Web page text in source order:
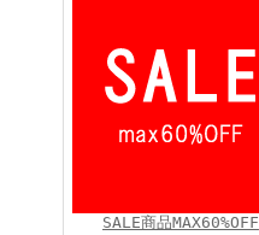
FINEBOYS2025年4月号
SALE商品MAX60%OFF